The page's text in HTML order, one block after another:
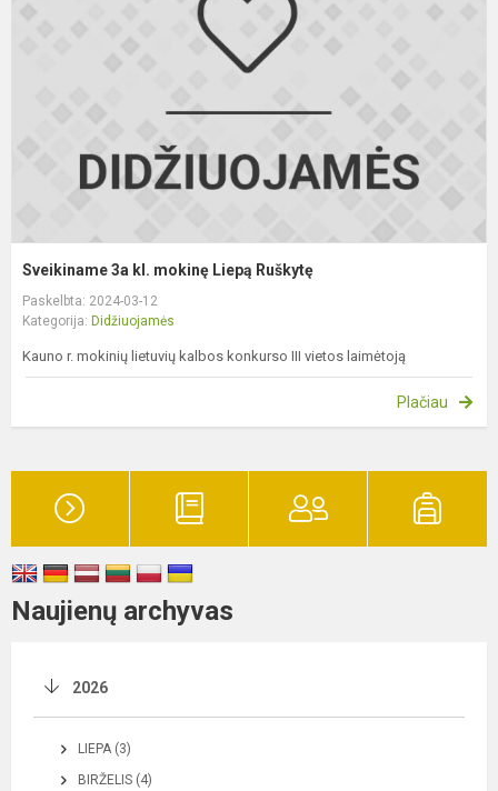
Sveikiname 3a kl. mokinę Liepą Ruškytę
Paskelbta: 2024-03-12
Kategorija: Didžiuojamės
Kauno r. mokinių lietuvių kalbos konkurso III vietos laimėtoją
Plačiau
Naujienų archyvas
2026
LIEPA (3)
BIRŽELIS (4)